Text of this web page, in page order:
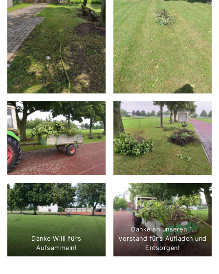
Danke Willi für’s
Aufsammeln!
Danke an unseren 1.
Vorstand für’s Aufladen und
Entsorgen!